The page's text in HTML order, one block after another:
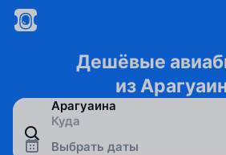
Дешёвые
из
Выбрать даты